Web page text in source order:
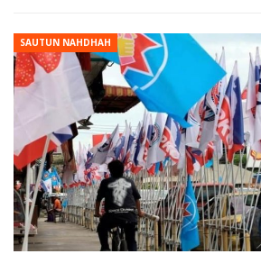
SAUTUN NAHDHAH